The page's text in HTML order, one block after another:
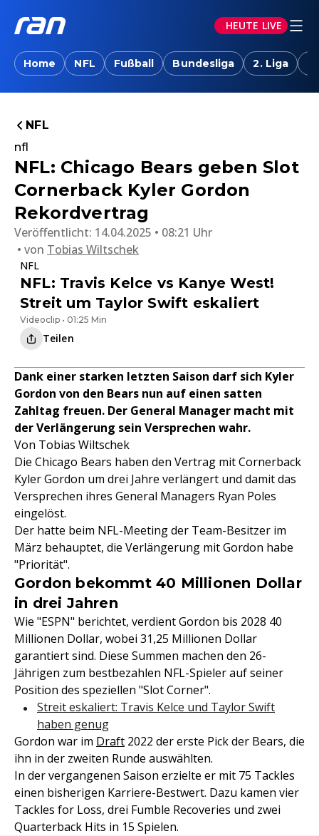
HEUTE LIVE
Home NFL Fußball Bundesliga 2. Liga
NFL
nfl
NFL: Chicago Bears geben Slot
Cornerback Kyler Gordon
Rekordvertrag
Veröffentlicht: 14.04.2025 • 08:21 Uhr
von Tobias Wiltschek
NFL
NFL: Travis Kelce vs Kanye West!
Streit um Taylor Swift eskaliert
Videoclip • 01:25 Min
Teilen
Dank einer starken letzten Saison darf sich Kyler
Gordon von den Bears nun auf einen satten
Zahltag freuen. Der General Manager macht mit
der Verlängerung sein Versprechen wahr.
Von Tobias Wiltschek
Die Chicago Bears haben den Vertrag mit Cornerback
Kyler Gordon um drei Jahre verlängert und damit das
Versprechen ihres General Managers Ryan Poles
eingelöst.
Der hatte beim NFL-Meeting der Team-Besitzer im
März behauptet, die Verlängerung mit Gordon habe
"Priorität".
Gordon bekommt 40 Millionen Dollar
in drei Jahren
Wie "ESPN" berichtet, verdient Gordon bis 2028 40
Millionen Dollar, wobei 31,25 Millionen Dollar
garantiert sind. Diese Summen machen den 26-
Jährigen zum bestbezahlen NFL-Spieler auf seiner
Position des speziellen "Slot Corner".
Streit eskaliert: Travis Kelce und Taylor Swift
haben genug
Gordon war im Draft 2022 der erste Pick der Bears, die
ihn in der zweiten Runde auswählten.
In der vergangenen Saison erzielte er mit 75 Tackles
einen bisherigen Karriere-Bestwert. Dazu kamen vier
Tackles for Loss, drei Fumble Recoveries und zwei
Quarterback Hits in 15 Spielen.